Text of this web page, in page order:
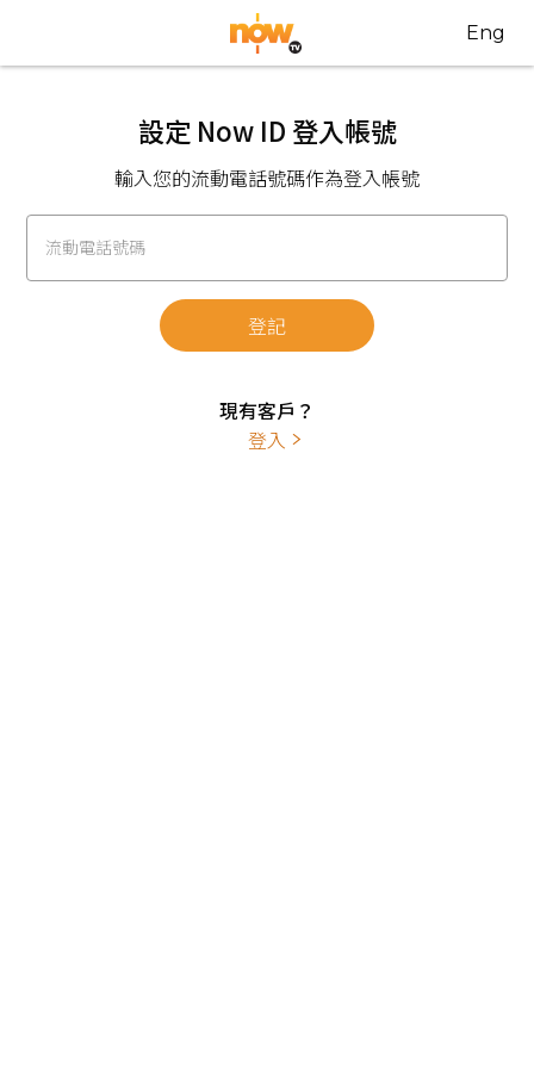
Eng
設定 Now ID 登入帳號
輸入您的流動電話號碼作為登入帳號
流動電話號碼
登記
現有客戶？
登入